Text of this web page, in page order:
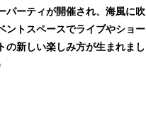
パーティが開催され、海風に吹
ントスペースでライブやショー
の新しい楽しみ方が生まれまし